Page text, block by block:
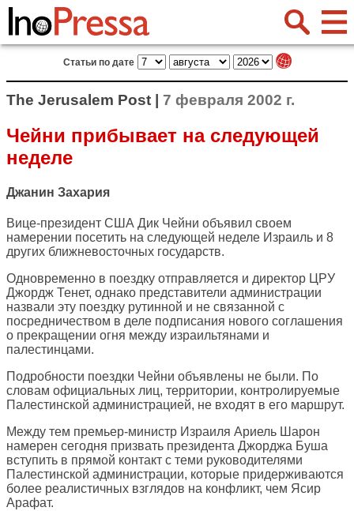
Статьи по дате
The Jerusalem Post | 7 февраля 2002 г.
Чейни прибывает на следующей
неделе
Джанин Захария
Вице-президент США Дик Чейни объявил своем
намерении посетить на следующей неделе Израиль и 8
других ближневосточных государств.
Одновременно в поездку отправляется и директор ЦРУ
Джордж Тенет, однако представители администрации
назвали эту поездку рутинной и не связанной с
посредничеством в деле подписания нового соглашения
о прекращении огня между израильтянами и
палестинцами.
Подробности поездки Чейни объявлены не были. По
словам официальных лиц, территории, контролируемые
Палестинской администрацией, не входят в его маршрут.
Между тем премьер-министр Израиля Ариель Шарон
намерен сегодня призвать президента Джорджа Буша
вступить в прямой контакт с теми руководителями
Палестинской администрации, которые придерживаются
более реалистичных взглядов на конфликт, чем Ясир
Арафат.